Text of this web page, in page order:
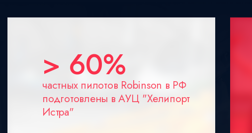
> 60%
частных пилотов Robinson в РФ
подготовлены в АУЦ "Хелипорт
Истра"